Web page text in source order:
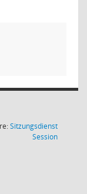
Sitzungsdienst
Session(Wird in